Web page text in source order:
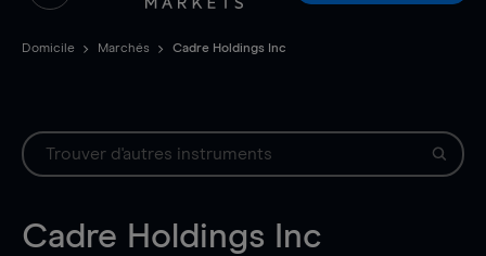
Domicile Marchés Cadre Holdings Inc
Cadre Holdings Inc